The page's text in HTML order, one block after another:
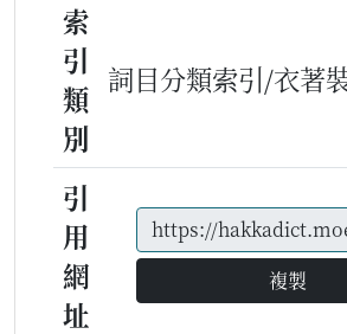
索
引
類
別
詞目分類索引/衣著
引
用
網
址
複製